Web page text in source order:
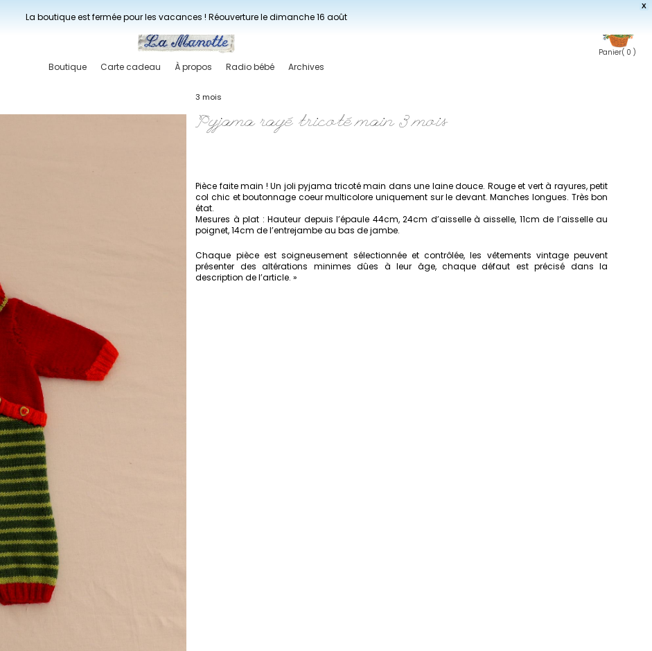
X
La boutique est fermée pour les vacances ! Réouverture le dimanche 16 août
Panier( 0 )
Boutique Carte cadeau À propos Radio bébé Archives
3 mois
Pyjama rayé tricoté main 3 mois
Pièce faite main ! Un joli pyjama tricoté main dans une laine douce. Rouge et vert à rayures, petit
col chic et boutonnage coeur multicolore uniquement sur le devant. Manches longues. Très bon
état.
Mesures à plat : Hauteur depuis l’épaule 44cm, 24cm d’aisselle à aisselle, 11cm de l’aisselle au
poignet, 14cm de l’entrejambe au bas de jambe.
Chaque pièce est soigneusement sélectionnée et contrôlée, les vêtements vintage peuvent
présenter des altérations minimes dûes à leur âge, chaque défaut est précisé dans la
description de l’article. »